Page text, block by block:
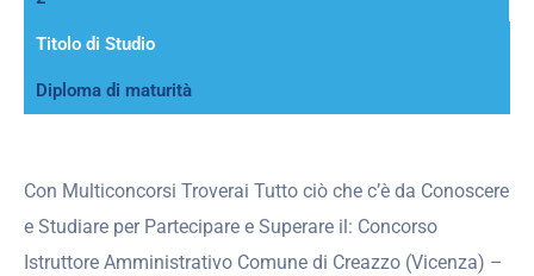
Titolo di Studio
Diploma di maturità
Con Multiconcorsi Troverai Tutto ciò che c’è da Conoscere
e Studiare per Partecipare e Superare il: Concorso
Istruttore Amministrativo Comune di Creazzo (Vicenza) –